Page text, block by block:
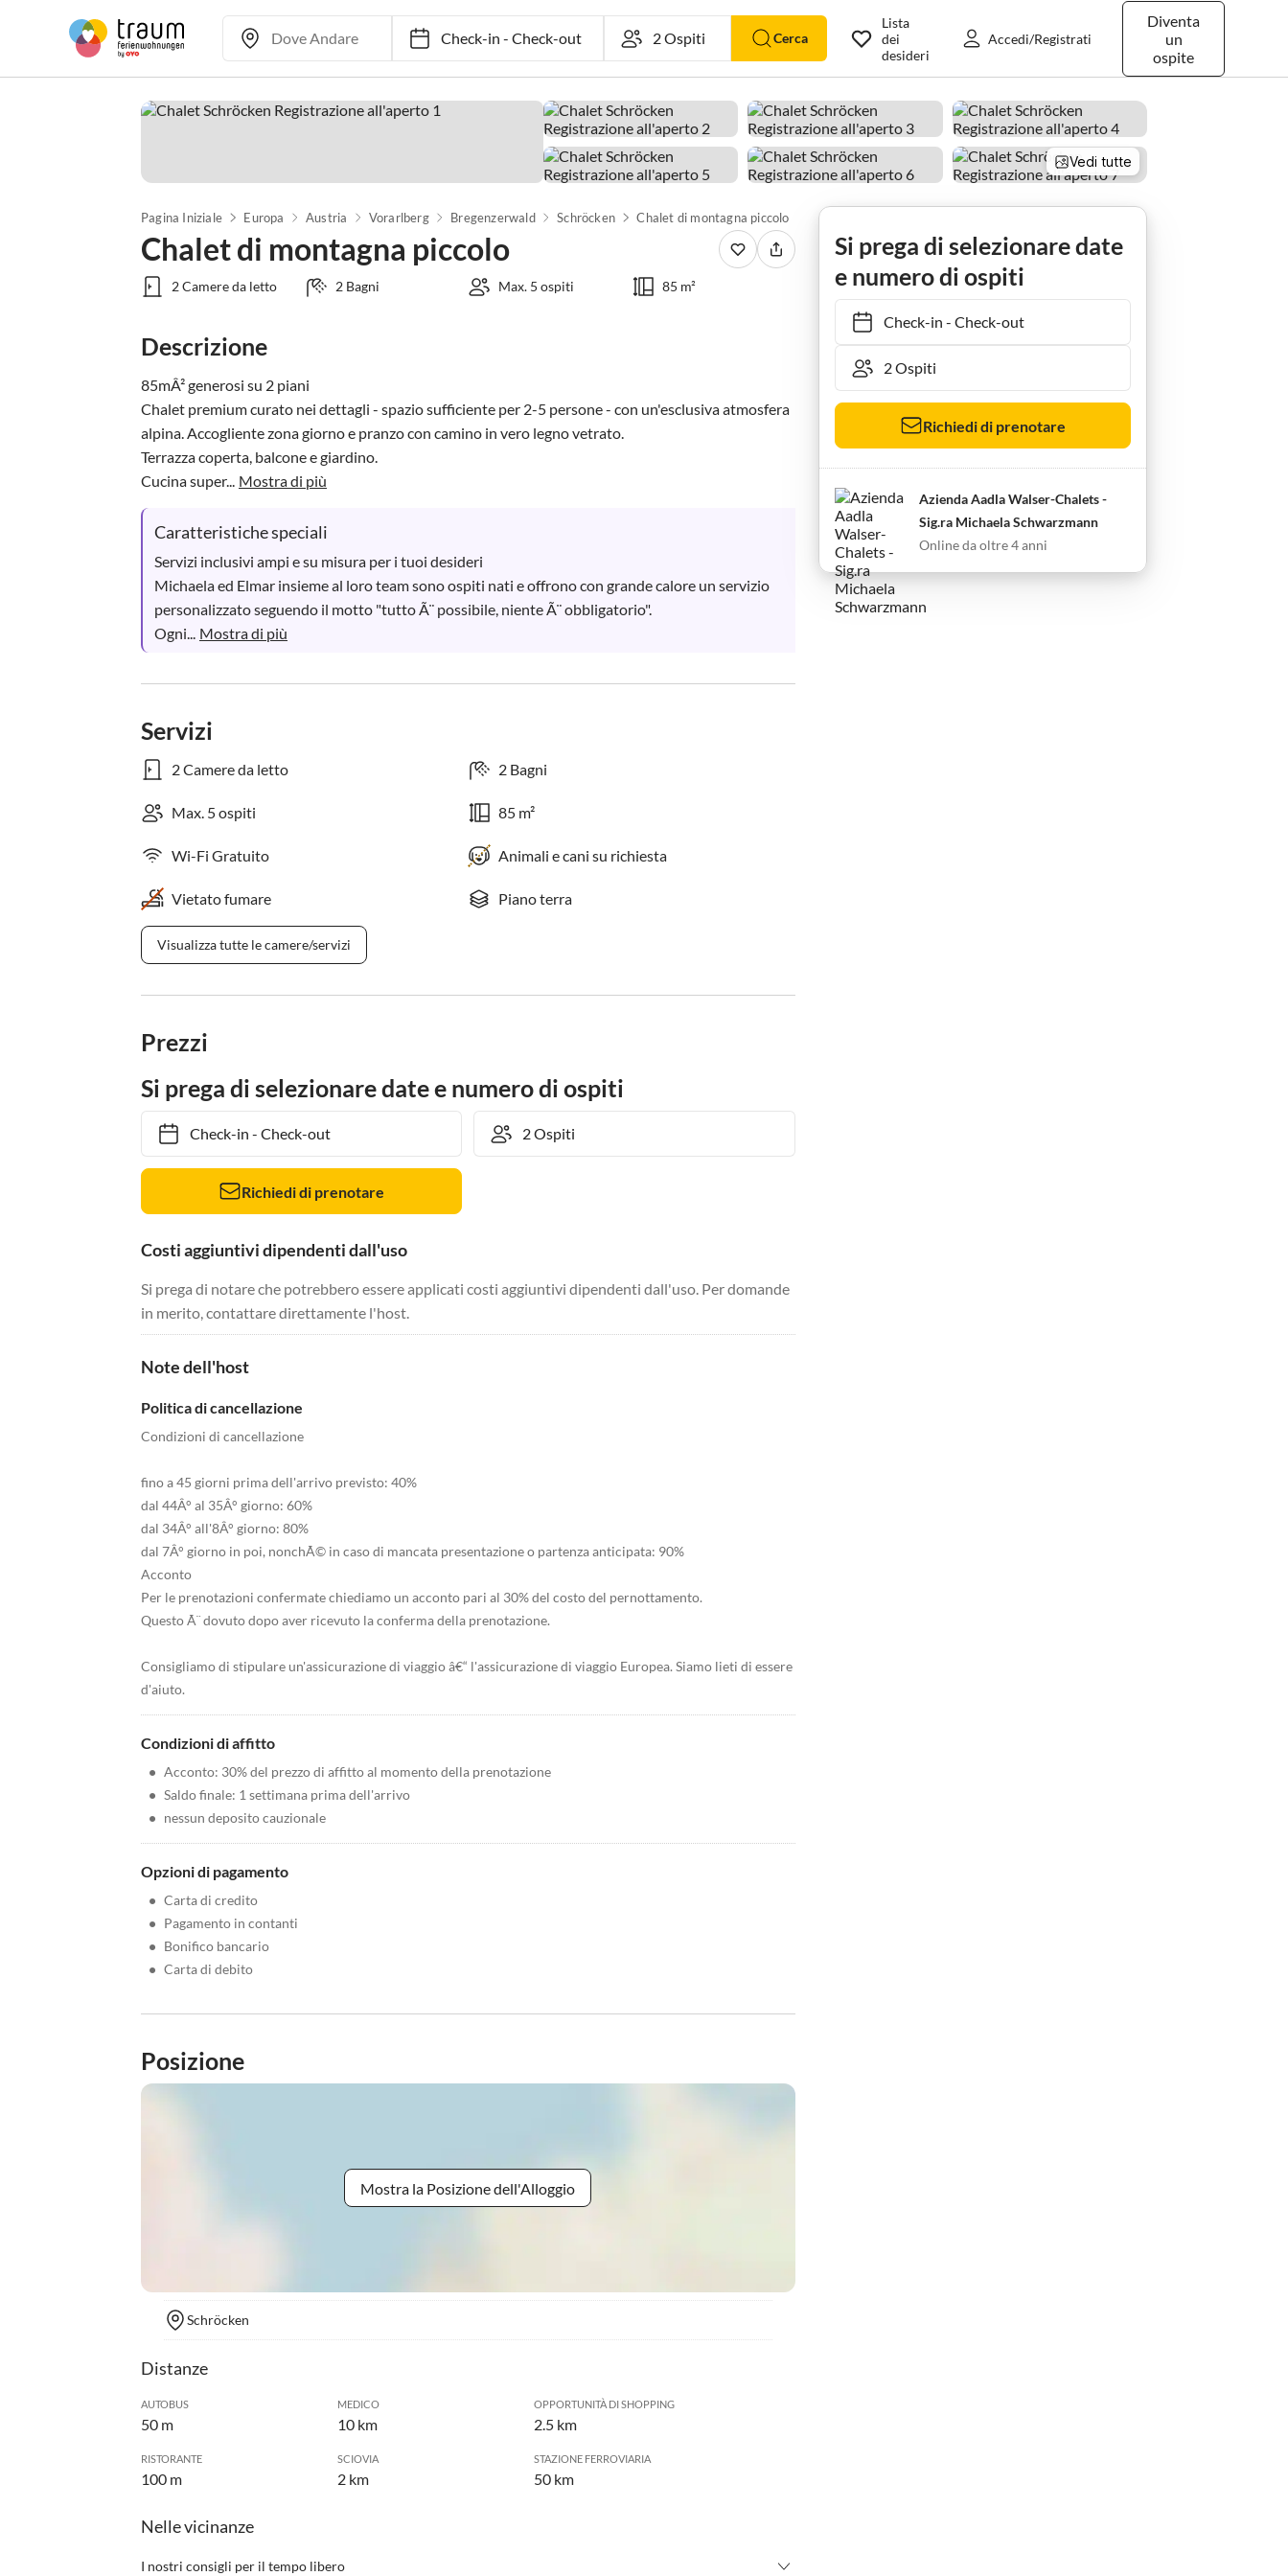
Check-in- Check-out Cerca
Diventa
un
ospite
Lista
dei
desideri
Accedi/Registrati
Vedi tutte
Pagina Iniziale Europa Austria Vorarlberg Bregenzerwald Schröcken Chalet di montagna piccolo
Chalet di montagna piccolo
2 Camere da letto 2 Bagni Max. 5 ospiti 85 m²
Descrizione
85mÂ² generosi su 2 piani
Chalet premium curato nei dettagli - spazio sufficiente per 2-5 persone - con un'esclusiva atmosfera
alpina. Accogliente zona giorno e pranzo con camino in vero legno vetrato.
Terrazza coperta, balcone e giardino.
Cucina super... Mostra di più
Caratteristiche speciali
Servizi inclusivi ampi e su misura per i tuoi desideri
Michaela ed Elmar insieme al loro team sono ospiti nati e offrono con grande calore un servizio
personalizzato seguendo il motto "tutto Ã¨ possibile, niente Ã¨ obbligatorio".
Ogni... Mostra di più
Servizi
2 Camere da letto 2 Bagni
Max. 5 ospiti 85 m²
Wi-Fi Gratuito Animali e cani su richiesta
Vietato fumare Piano terra
Visualizza tutte le camere/servizi
Prezzi
Si prega di selezionare date e numero di ospiti
Check-in- Check-out
Richiedi di prenotare
Costi aggiuntivi dipendenti dall'uso
Si prega di notare che potrebbero essere applicati costi aggiuntivi dipendenti dall'uso. Per domande
in merito, contattare direttamente l'host.
Note dell'host
Politica di cancellazione
Condizioni di cancellazione
fino a 45 giorni prima dell'arrivo previsto: 40%
dal 44Â° al 35Â° giorno: 60%
dal 34Â° all'8Â° giorno: 80%
dal 7Â° giorno in poi, nonchÃ© in caso di mancata presentazione o partenza anticipata: 90%
Acconto
Per le prenotazioni confermate chiediamo un acconto pari al 30% del costo del pernottamento.
Questo Ã¨ dovuto dopo aver ricevuto la conferma della prenotazione.
Consigliamo di stipulare un'assicurazione di viaggio â€“ l'assicurazione di viaggio Europea. Siamo lieti di essere
d'aiuto.
Condizioni di affitto
• Acconto: 30% del prezzo di affitto al momento della prenotazione
• Saldo finale: 1 settimana prima dell'arrivo
• nessun deposito cauzionale
Opzioni di pagamento
• Carta di credito
• Pagamento in contanti
• Bonifico bancario
• Carta di debito
Posizione
Mostra la Posizione dell'Alloggio
Schröcken
Distanze
AUTOBUS
50 m
MEDICO
10 km
OPPORTUNITÀ DI SHOPPING
2.5 km
RISTORANTE
100 m
SCIOVIA
2 km
STAZIONE FERROVIARIA
50 km
Nelle vicinanze
I nostri consigli per il tempo libero
Si prega di selezionare date
e numero di ospiti
Check-in- Check-out
Richiedi di prenotare
Azienda Aadla Walser-Chalets -
Sig.ra Michaela Schwarzmann
Online da oltre 4 anni